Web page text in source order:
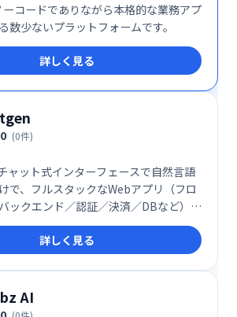
コードでありながら本格的な業務アプ
数少ないプラットフォームです。
詳しく見る
(0件)
ット式インターフェースで自然言語
で、フルスタックなWebアプリ（フロ
ックエンド／認証／決済／DBなど）を
速に展開できる開発プラットフォーム
詳しく見る
AI